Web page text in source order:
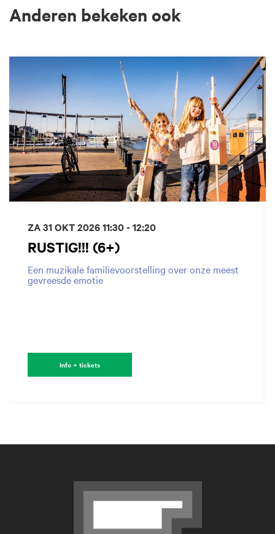
Anderen bekeken ook
RUSTIG!!! (6+)
Een muzikale familievoorstelling over onze meest
gevreesde emotie
ZA 31 OKT 202611:30 - 12:20
Info + tickets